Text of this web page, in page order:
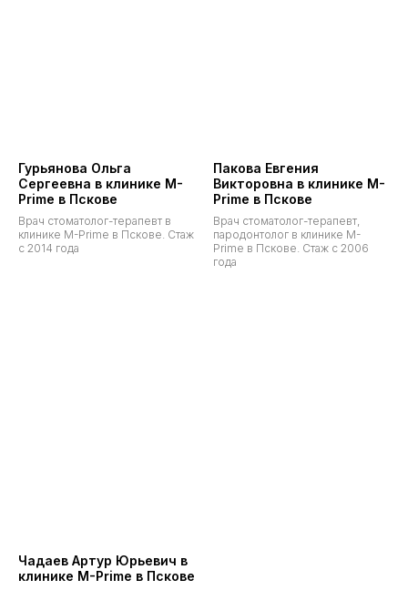
Гурьянова Ольга
Сергеевна в клинике M-
Prime в Пскове
Врач стоматолог-терапевт в
клинике M-Prime в Пскове. Стаж
с 2014 года
Пакова Евгения
Викторовна в клинике M-
Prime в Пскове
Врач стоматолог-терапевт,
пародонтолог в клинике M-
Prime в Пскове. Стаж с 2006
года
Чадаев Артур Юрьевич в
клинике M-Prime в Пскове